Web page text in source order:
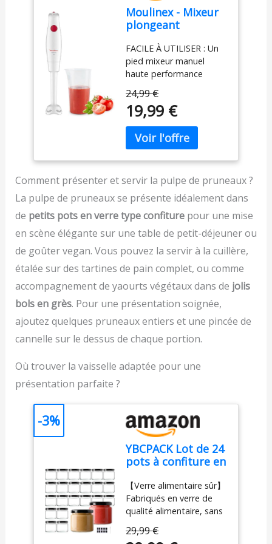
résultat exceptionnel,
tout en utilisant une
pratique et efficace : Le
couteau QuattroBlade
en inox à 4 lames assure
un mélange lisse et
homogène, avec moins
d’éclaboussures et un
mixage plus rapide
Accessoire polyvalent
inclus : Le mixeur est livré
avec un gobelet pratique
pour mesurer et mixer
directement les
ingrédients, simplifiant la
préparation des repas
Contenu de la livraison :
Mixeur plongeant
ErgoMixx 600 W avec 2
vitesses et gobelet
Moulinex - Mixeur
plongeant
Mixage rapide -
Blanc
FACILE À UTILISER : Un
pied mixeur manuel
haute performance
de 350 W et d'une seule
vitesse pour des
résultats parfaits sans
effort, tout cela en
appuyant sur un bouton
PIED ANTI-
ECLABOUSSURES : Le
pied antiéclaboussures
évite les éclaboussures
et les dégâts, pour une
expérience plus propre
et plus agréable DESIGN
CONFORTABLE : Une
poignée ergonomique
avec une prise en main
texturée, pour
expérience plus facile et
plus confortable, idéal
fréquente DURABLE : 2
garantissent des
AU JUSTE PRIX :
engagement de
réparabilité 15 ans au
juste prix grâce à notre
réseau de 6200
réparateurs dans le
monde, pour contribuer
à la protection de
l’environnement et à la
réduction des déchets
FACILE À NETTOYER :
24,99 €
19,99 €
Comment présenter et servir la pulpe de pruneaux ?
La pulpe de pruneaux se présente idéalement dans
de petits pots en verre type confiturepour une mise
en scène élégante sur une table de petit-déjeuner ou
de goûter vegan. Vous pouvez la servir à la cuillère,
étalée sur des tartines de pain complet, ou comme
accompagnement de yaourts végétaux dans de jolis
bols en grès. Pour une présentation soignée,
ajoutez quelques pruneaux entiers et une pincée de
cannelle sur le dessus de chaque portion.
Où trouver la vaisselle adaptée pour une
présentation parfaite ?
YBCPACK Lot de 24
pots à confiture en
couvercle à vis –
Bocaux à confiture
hermétiques et
réutilisables,
compatibles lave-
【Verre alimentaire sûr】
Fabriqués en verre de
qualité alimentaire, sans
bocaux garantissent une
29,99 €
-3%